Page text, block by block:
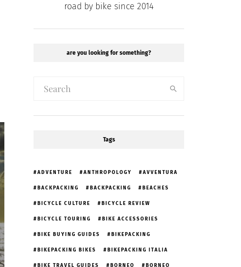
road by bike since 2014
are you looking for something?
Tags
ADVENTURE ANTHROPOLOGY AVVENTURA
BACKPACKING BACKPACKING BEACHES
BICYCLE CULTURE BICYCLE REVIEW
BICYCLE TOURING BIKE ACCESSORIES
BIKE BUYING GUIDES BIKEPACKING
BIKEPACKING BIKES BIKEPACKING ITALIA
BIKE TRAVEL GUIDES BORNEO BORNEO